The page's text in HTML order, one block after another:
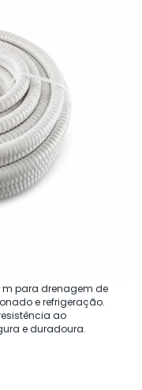
m para drenagem de
e refrigeração.
ao
e duradoura.